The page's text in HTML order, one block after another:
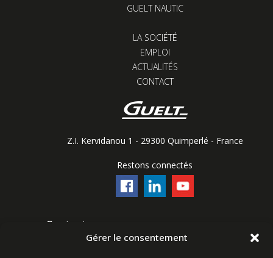
Gérer le consentement
GUELT NAUTIC
LA SOCIÉTÉ
EMPLOI
ACTUALITÉS
CONTACT
Z.I. Kervidanou 1 - 29300 Quimperlé - France
Restons connectés
Contactez-nous